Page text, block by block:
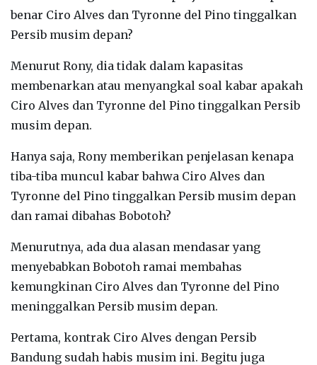
benar Ciro Alves dan Tyronne del Pino tinggalkan
Persib musim depan?
Menurut Rony, dia tidak dalam kapasitas
membenarkan atau menyangkal soal kabar apakah
Ciro Alves dan Tyronne del Pino tinggalkan Persib
musim depan.
Hanya saja, Rony memberikan penjelasan kenapa
tiba-tiba muncul kabar bahwa Ciro Alves dan
Tyronne del Pino tinggalkan Persib musim depan
dan ramai dibahas Bobotoh?
Menurutnya, ada dua alasan mendasar yang
menyebabkan Bobotoh ramai membahas
kemungkinan Ciro Alves dan Tyronne del Pino
meninggalkan Persib musim depan.
Pertama, kontrak Ciro Alves dengan Persib
Bandung sudah habis musim ini. Begitu juga